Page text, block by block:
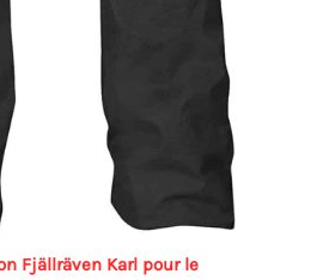
Fjällräven Karl pour le